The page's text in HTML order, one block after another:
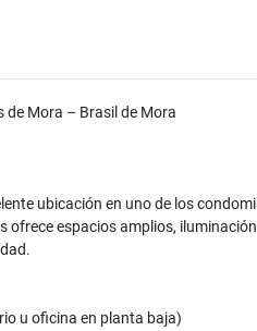
de Mora – Brasil de Mora
ubicación en uno de los
ofrece espacios amplios,
u oficina en planta baja)